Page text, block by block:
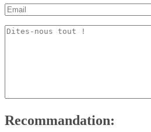
Recommandation: